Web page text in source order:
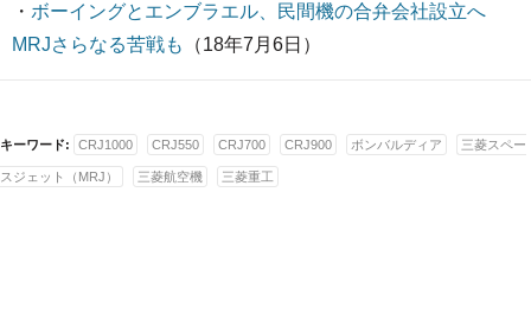
・ ボーイングとエンブラエル、民間機の合弁会社設立へ
MRJさらなる苦戦も
（18年7月6日）
キーワード: CRJ1000 CRJ550 CRJ700 CRJ900 ボンバルディア 三菱スペー
スジェット（MRJ） 三菱航空機 三菱重工